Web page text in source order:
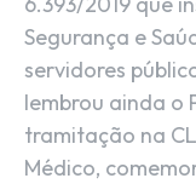
Segurança e
servidores
lembrou ainda o
tramitação na
Médico,